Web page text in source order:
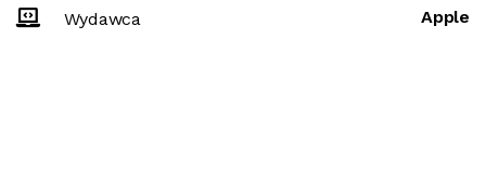
Wydawca Apple